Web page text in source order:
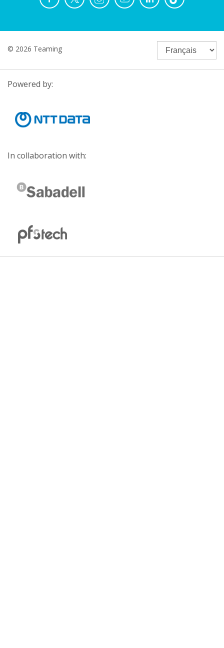
© 2026 Teaming
Powered by:
In collaboration with: